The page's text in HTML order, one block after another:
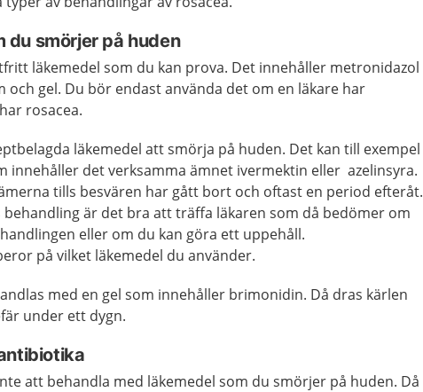
du smörjer på huden
läkemedel som du kan prova. Det innehåller metronidazol
och gel. Du bör endast använda det om en läkare har
rosacea.
läkemedel att smörja på huden. Det kan till exempel
innehåller det verksamma ämnet ivermektin eller azelinsyra.
tills besvären har gått bort och oftast en period efteråt.
är det bra att träffa läkaren som då bedömer om
eller om du kan göra ett uppehåll.
på vilket läkemedel du använder.
med en gel som innehåller brimonidin. Då dras kärlen
under ett dygn.
att behandla med läkemedel som du smörjer på huden. Då